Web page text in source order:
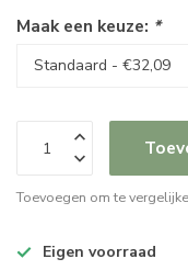
Maak een keuze: *
Toevoegen om te
Eigen voorraad